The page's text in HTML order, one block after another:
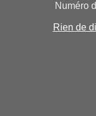
Numéro
Rien de